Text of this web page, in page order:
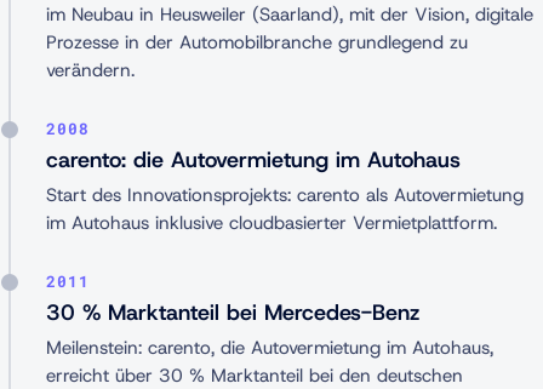
im Neubau in Heusweiler (Saarland), mit der Vision, digitale
Prozesse in der Automobilbranche grundlegend zu
verändern.
2008
carento: die Autovermietung im Autohaus
Start des Innovationsprojekts: carento als Autovermietung
im Autohaus inklusive cloudbasierter Vermietplattform.
2011
30 % Marktanteil bei Mercedes-Benz
Meilenstein: carento, die Autovermietung im Autohaus,
erreicht über 30 % Marktanteil bei den deutschen